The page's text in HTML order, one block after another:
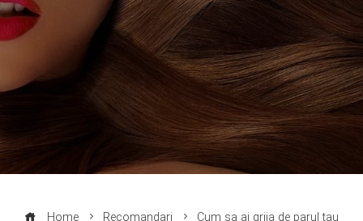
Home Recomandari Cum sa ai grija de parul tau